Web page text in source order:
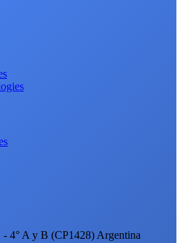
4° A y B (CP1428) Argentina